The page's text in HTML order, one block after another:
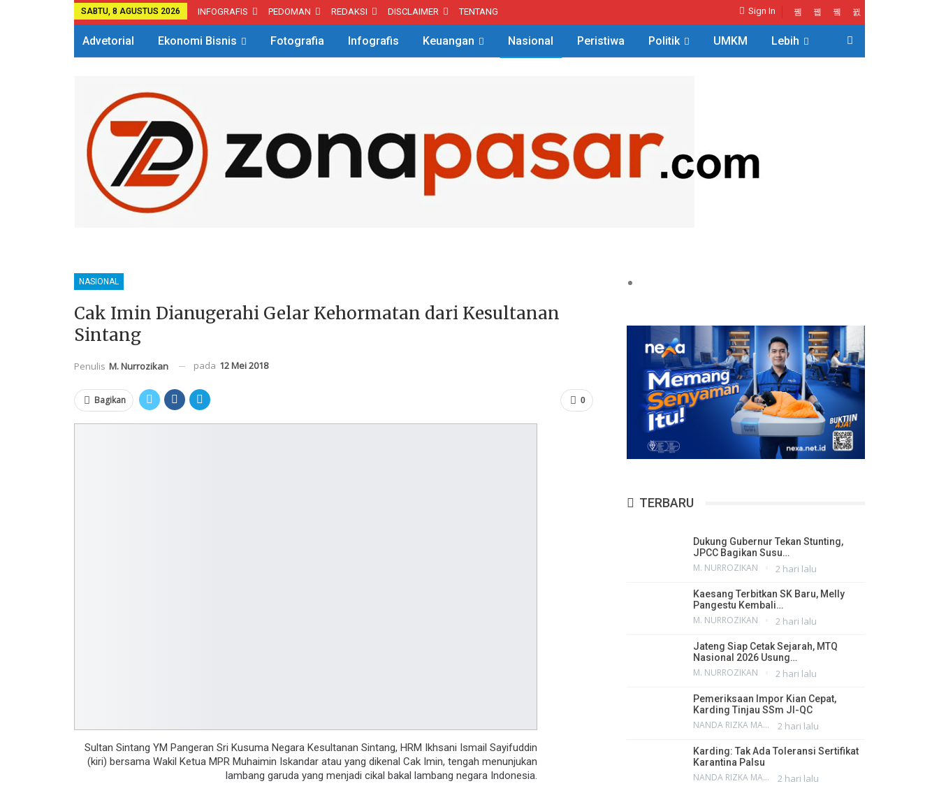
Sign In
SABTU, 8 AGUSTUS 2026 INFOGRAFIS PEDOMAN REDAKSI DISCLAIMER TENTANG
Advetorial Ekonomi Bisnis Fotografia Infografis Keuangan Nasional Peristiwa Politik UMKM Lebih
NASIONAL
Cak Imin Dianugerahi Gelar Kehormatan dari Kesultanan
Sintang
Penulis M. Nurrozikan pada 12 Mei 2018
0
Bagikan
Sultan Sintang YM Pangeran Sri Kusuma Negara Kesultanan Sintang, HRM Ikhsani Ismail Sayifuddin
(kiri) bersama Wakil Ketua MPR Muhaimin Iskandar atau yang dikenal Cak Imin, tengah menunjukan
lambang garuda yang menjadi cikal bakal lambang negara Indonesia.
TERBARU
Dukung Gubernur Tekan Stunting,
JPCC Bagikan Susu…
M. NURROZIKAN 2 hari lalu
Kaesang Terbitkan SK Baru, Melly
Pangestu Kembali…
M. NURROZIKAN 2 hari lalu
Jateng Siap Cetak Sejarah, MTQ
Nasional 2026 Usung…
M. NURROZIKAN 2 hari lalu
Pemeriksaan Impor Kian Cepat,
Karding Tinjau SSm JI-QC
NANDA RIZKA MAHENDRA 2 hari lalu
Karding: Tak Ada Toleransi Sertifikat
Karantina Palsu
NANDA RIZKA MAHENDRA 2 hari lalu